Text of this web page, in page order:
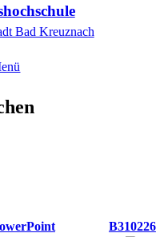
Bad Kreuznach
B310226